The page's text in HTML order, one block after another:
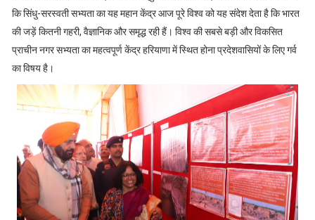
कि सिंधु-सरस्वती सभ्यता का यह महान केंद्र आज पूरे विश्व को यह संदेश देता है कि भारत
की जड़ें कितनी गहरी, वैज्ञानिक और समृद्ध रही हैं। विश्व की सबसे बड़ी और विकसित
प्राचीन नगर सभ्यता का महत्वपूर्ण केंद्र हरियाणा में स्थित होना प्रदेशवासियों के लिए गर्व
का विषय है।